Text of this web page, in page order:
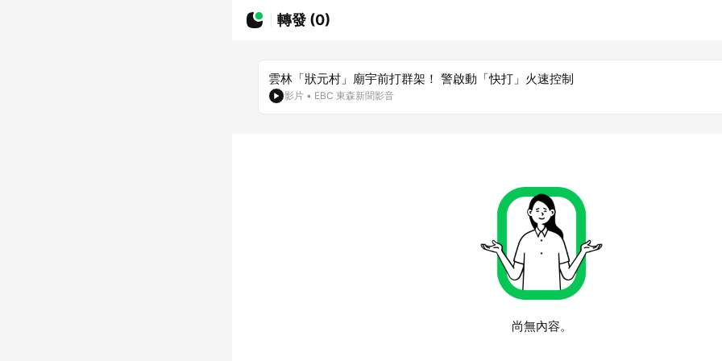
轉發 (0)
雲林「狀元村」廟宇前打群架！ 警啟動「快打」火速控制
影片 • EBC 東森新聞影音
尚無內容。